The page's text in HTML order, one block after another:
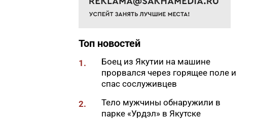
самый масштабный
образовательный проект на
17:22
47 участников из арктических
районов Якутии объединил XI
Молодежный Суглан в
Октемцах
17:17
Гороскоп на выходные 8 и 9
августа 2026 года
Топ новостей
1.
Боец из Якутии на машине
прорвался через горящее поле и
спас сослуживцев
2.
Тело мужчины обнаружили в
парке «Урдэл» в Якутске